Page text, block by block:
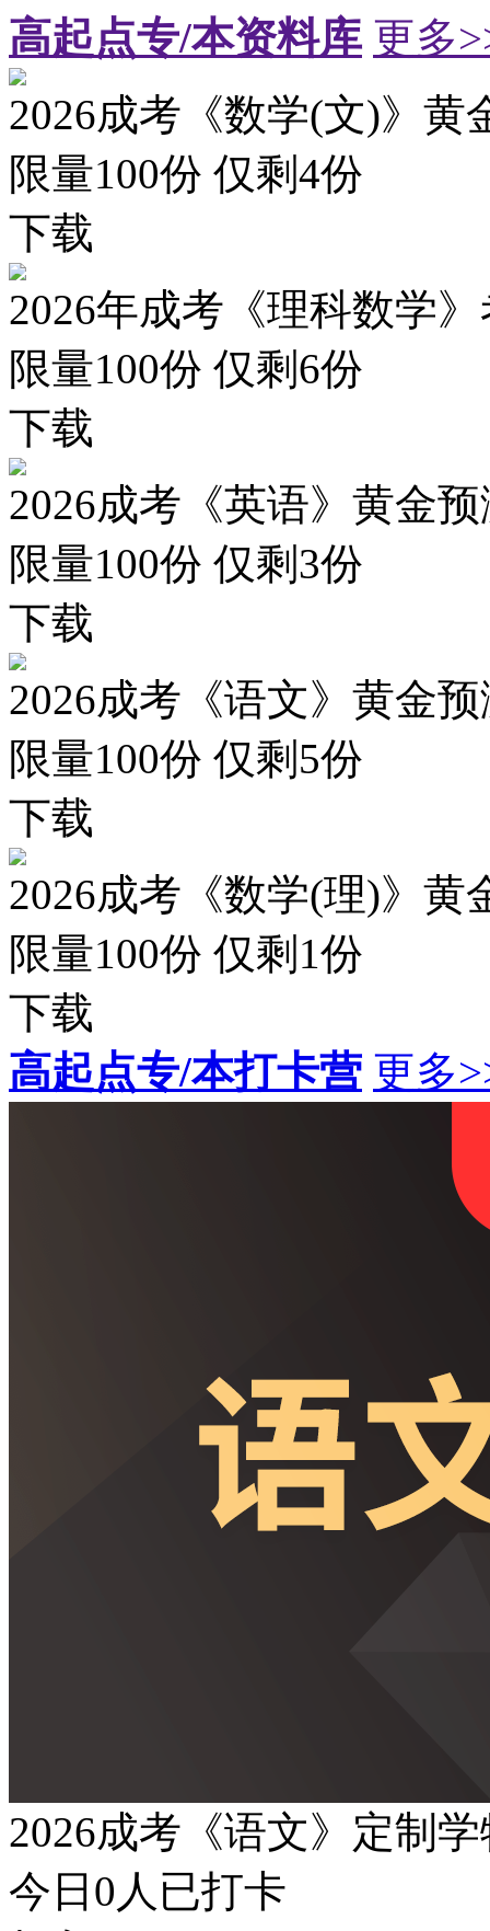
高起点专/本资料库 更多
2026成考《数学(文)》黄
限量100份 仅剩4份
下载
2026年成考《理科数学
限量100份 仅剩 6份
下载
2026成考《英语》黄金
限量100份 仅剩 3份
下载
2026成考《语文》黄金
限量100份 仅剩 5份
下载
2026成考《数学(理)》黄
限量100份 仅剩 1份
下载
高起点专/本打卡营 更多
2026成考《语文》定制
今日 0 人已打卡